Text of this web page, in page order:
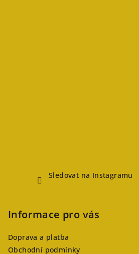
Sledovat na Instagramu
Informace pro vás
Doprava a platba
Obchodní podmínky